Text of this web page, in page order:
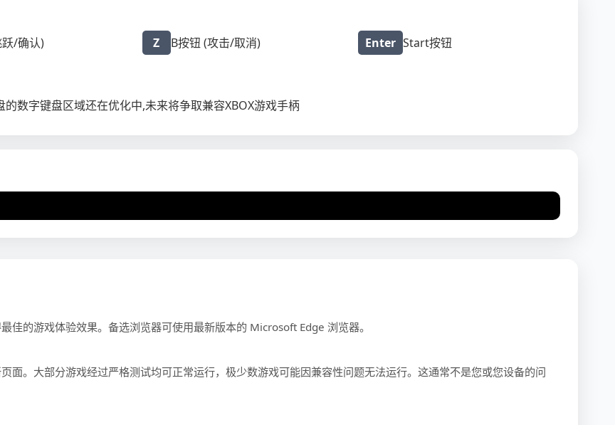
/确认) Z B按钮 (攻击/取消) Enter Start按钮
数字键盘区域还在优化中,未来将争取兼容XBOX游戏手柄
的游戏体验效果。备选浏览器可使用最新版本的 Microsoft Edge 浏览器。
面。大部分游戏经过严格测试均可正常运行，极少数游戏可能因兼容性问题无法运行。这通常不是您或您设备的问